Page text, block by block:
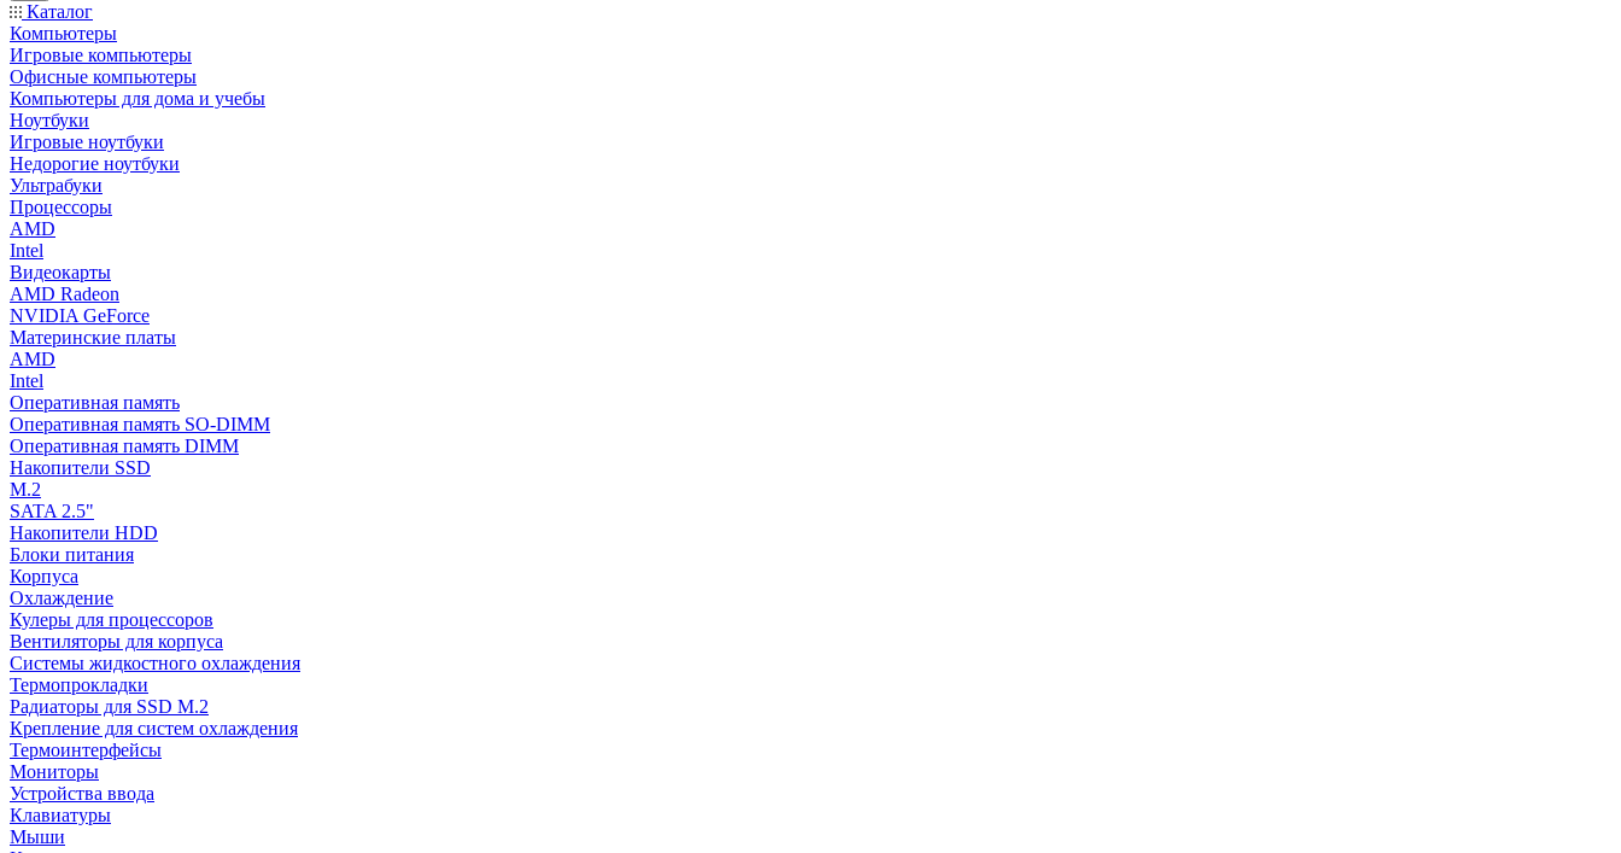
Каталог
Компьютеры
Игровые компьютеры
Офисные компьютеры
Компьютеры для дома и учебы
Ноутбуки
Игровые ноутбуки
Недорогие ноутбуки
Ультрабуки
Процессоры
AMD
Intel
Видеокарты
AMD Radeon
NVIDIA GeForce
Материнские платы
AMD
Intel
Оперативная память
Оперативная память SO-DIMM
Оперативная память DIMM
Накопители SSD
M.2
SATA 2.5"
Накопители HDD
Блоки питания
Корпуса
Охлаждение
Кулеры для процессоров
Вентиляторы для корпуса
Системы жидкостного охлаждения
Термопрокладки
Радиаторы для SSD M.2
Крепление для систем охлаждения
Термоинтерфейсы
Мониторы
Устройства ввода
Клавиатуры
Мыши